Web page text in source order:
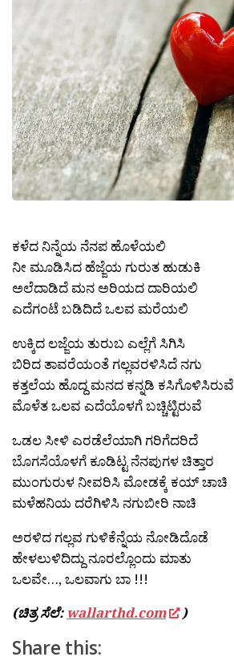
ಕಳೆದ ನಿನ್ನೆಯ ನೆನಪ ಹೊಳೆಯಲಿ
ನೀ ಮೂಡಿಸಿದ ಹೆಜ್ಜೆಯ ಗುರುತ ಹುಡುಕಿ
ಅಲೆದಾಡಿದೆ ಮನ ಅರಿಯದ ದಾರಿಯಲಿ
ಎದೆಗಂಟೆ ಬಡಿದಿದೆ ಒಲವ ಮರೆಯಲಿ
ಉಕ್ಕಿದ ಲಜ್ಜೆಯ ತುರುಬ ಎಲ್ಲೆಗೆ ಸಿಗಿಸಿ
ಬಿರಿದ ತಾವರೆಯಂತೆ ಗಲ್ಲವರಳಿಸಿದೆ ನಗು
ಕತ್ತಲೆಯ ಹೊದ್ದ ಮನದ ಕನ್ನಡಿ ಕಸಿಗೊಳಿಸಿರುವೆ
ಮೊಳೆತ ಒಲವ ಎದೆಯೊಳಗೆ ಬಚ್ಚಿಟ್ಟಿರುವೆ
ಒಡಲ ಸೀಳಿ ಎರಡೆಲೆಯಾಗಿ ಗರಿಗೆದರಿದೆ
ಬೊಗಸೆಯೊಳಗೆ ಕೂಡಿಟ್ಟ ನೆನಪುಗಳ ಚಿತ್ತಾರ
ಮುಂಗುರುಳ ನೀವರಿಸಿ ಮೋಡಕ್ಕೆ ಕಯ್ ಚಾಚಿ
ಮಳೆಹನಿಯ ದರೆಗಿಳಿಸಿ ನಗುಬೀರಿ ನಾಚಿ
ಅರಳಿದ ಗಲ್ಲವ ಗುಳಿಕೆನ್ನೆಯ ನೋಡಿದೊಡೆ
ಹೇಳಲುಳಿದಿದ್ದು ನೂರಲ್ಲೊಂದು ಮಾತು
ಒಲವೇ…, ಒಲವಾಗು ಬಾ !!!
(ಚಿತ್ರ ಸೆಲೆ: wallarthd.com )
Share this: